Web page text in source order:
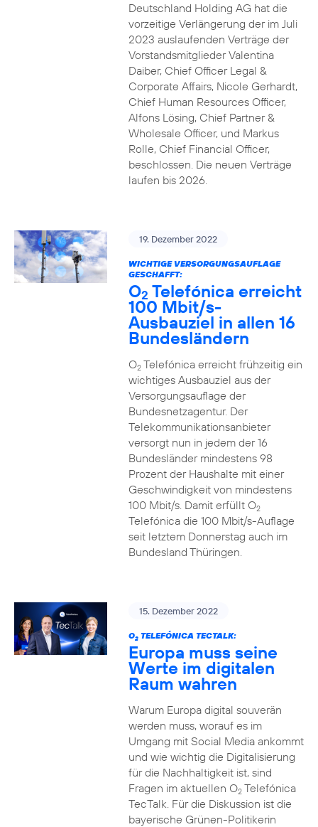
Deutschland Holding AG hat die
vorzeitige Verlängerung der im Juli
2023 auslaufenden Verträge der
Vorstandsmitglieder Valentina
Daiber, Chief Officer Legal &
Corporate Affairs, Nicole Gerhardt,
Chief Human Resources Officer,
Alfons Lösing, Chief Partner &
Wholesale Officer, und Markus
Rolle, Chief Financial Officer,
beschlossen. Die neuen Verträge
laufen bis 2026.
19. Dezember 2022
WICHTIGE VERSORGUNGSAUFLAGE
GESCHAFFT:
O2 Telefónica erreicht
100 Mbit/s-
Ausbauziel in allen 16
Bundesländern
O2Telefónica erreicht frühzeitig ein
wichtiges Ausbauziel aus der
Versorgungsauflage der
Bundesnetzagentur. Der
Telekommunikationsanbieter
versorgt nun in jedem der 16
Bundesländer mindestens 98
Prozent der Haushalte mit einer
Geschwindigkeit von mindestens
100 Mbit/s. Damit erfüllt O2
Telefónica die 100 Mbit/s-Auflage
seit letztem Donnerstag auch im
Bundesland Thüringen.
15. Dezember 2022
O2TELEFÓNICA TECTALK:
Europa muss seine
Werte im digitalen
Raum wahren
Warum Europa digital souverän
werden muss, worauf es im
Umgang mit Social Media ankommt
und wie wichtig die Digitalisierung
für die Nachhaltigkeit ist, sind
Fragen im aktuellen O2Telefónica
TecTalk. Für die Diskussion ist die
bayerische Grünen-Politikerin